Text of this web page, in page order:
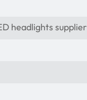
headlights supplier